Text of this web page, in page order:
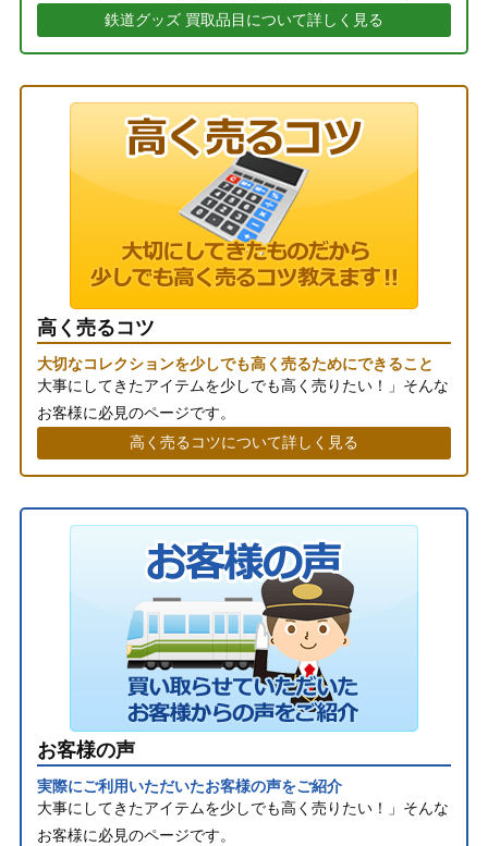
鉄道グッズ 買取品目について詳しく見る
高く売るコツ
大切なコレクションを少しでも高く売るためにできること
大事にしてきたアイテムを少しでも高く売りたい！」そんな
お客様に必見のページです。
高く売るコツについて詳しく見る
お客様の声
実際にご利用いただいたお客様の声をご紹介
大事にしてきたアイテムを少しでも高く売りたい！」そんな
お客様に必見のページです。